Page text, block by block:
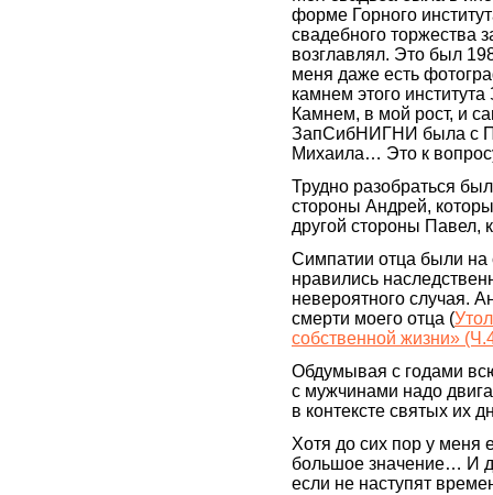
форме Горного
свадебного торжества
возглавлял. Это был
меня даже есть
камнем этого
Камнем, в мой рост, и
ЗапСибНИГНИ была с
Михаила… Это к
Трудно разобраться
стороны Андрей,
другой стороны Павел,
Симпатии отца были
нравились
невероятного случая.
смерти моего отца (
собственной жизни»
Обдумывая с годами
с мужчинами надо
в контексте святых их
Хотя до сих пор у меня
большое значение… И
если не наступят